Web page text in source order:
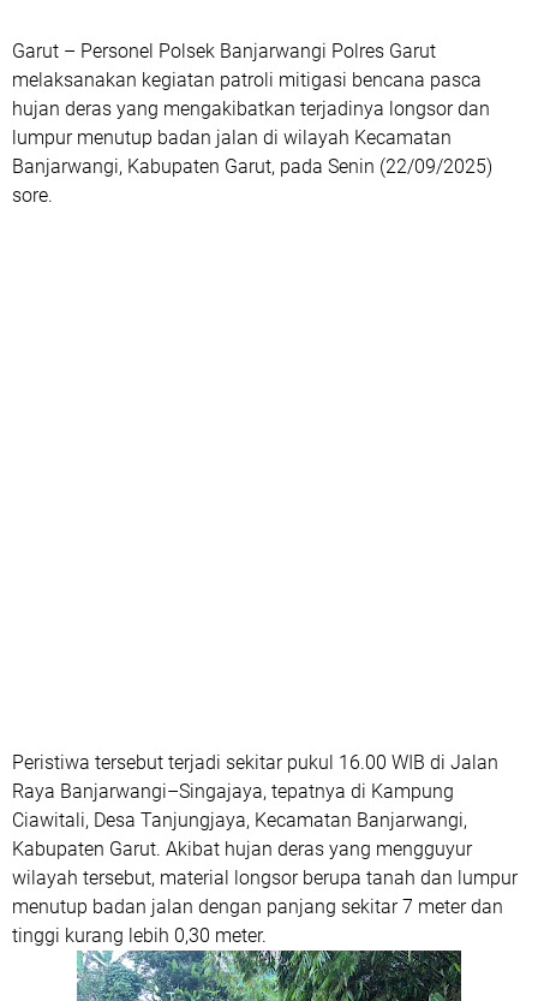
Garut – Personel Polsek Banjarwangi Polres Garut
melaksanakan kegiatan patroli mitigasi bencana pasca
hujan deras yang mengakibatkan terjadinya longsor dan
lumpur menutup badan jalan di wilayah Kecamatan
Banjarwangi, Kabupaten Garut, pada Senin (22/09/2025)
sore.
Peristiwa tersebut terjadi sekitar pukul 16.00 WIB di Jalan
Raya Banjarwangi–Singajaya, tepatnya di Kampung
Ciawitali, Desa Tanjungjaya, Kecamatan Banjarwangi,
Kabupaten Garut. Akibat hujan deras yang mengguyur
wilayah tersebut, material longsor berupa tanah dan lumpur
menutup badan jalan dengan panjang sekitar 7 meter dan
tinggi kurang lebih 0,30 meter.